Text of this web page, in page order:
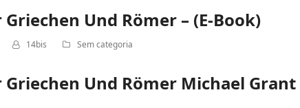
Und Römer – (E-Book)
14bis Sem categoria
Und Römer Michael Grant